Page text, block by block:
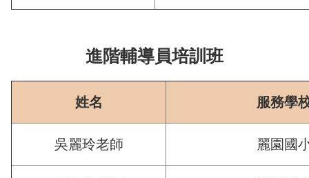
進階輔導員培訓班
姓名 服務學
吳麗玲老師 麗園國